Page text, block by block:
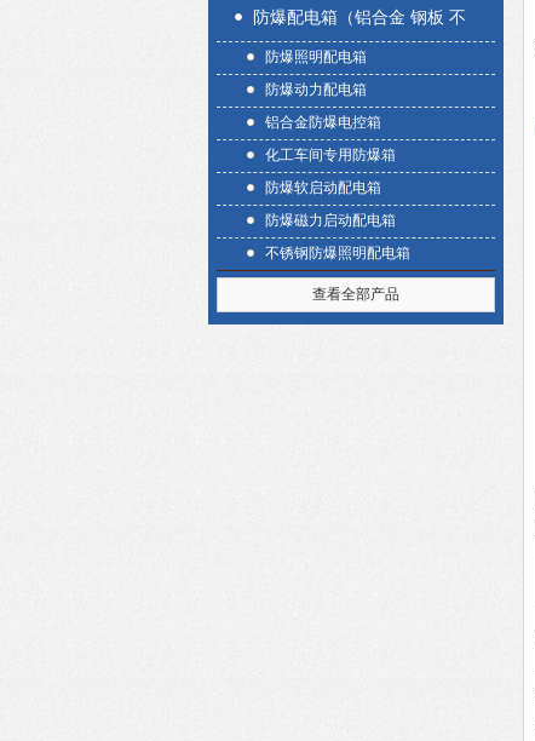
防爆配电箱（铝合金 钢板 不
锈钢）
防爆照明配电箱
防爆动力配电箱
铝合金防爆电控箱
化工车间专用防爆箱
防爆软启动配电箱
防爆磁力启动配电箱
不锈钢防爆照明配电箱
查看全部产品